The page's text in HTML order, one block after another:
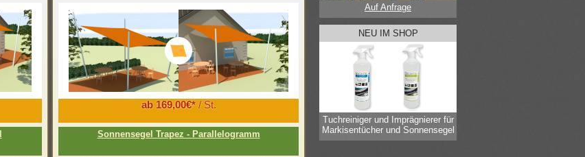
ab 169,00€*/ St.
Sonnensegel Trapez - Parallelogramm
Auf Anfrage
NEU IM SHOP
Tuchreiniger und Imprägnierer für
Markisentücher und Sonnensegel